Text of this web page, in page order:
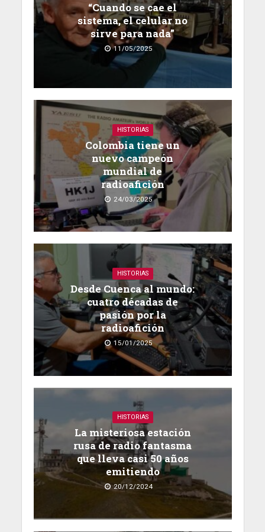
“Cuando se cae el
sistema, el celular no
sirve para nada”
11/05/2025
HISTORIAS
Colombia tiene un
nuevo campeón
mundial de
radioafición
24/03/2025
HISTORIAS
Desde Cuenca al mundo:
cuatro décadas de
pasión por la
radioafición
15/01/2025
HISTORIAS
La misteriosa estación
rusa de radio fantasma
que lleva casi 50 años
emitiendo
20/12/2024